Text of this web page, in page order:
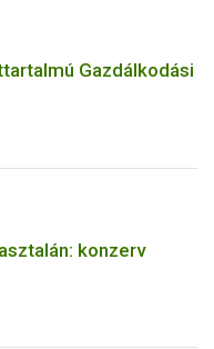
Gazdálkodási
konzerv